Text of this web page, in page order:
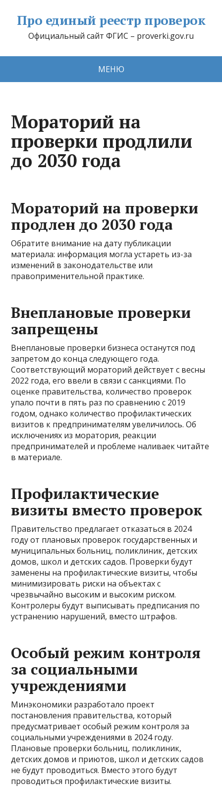
Про единый реестр проверок
Официальный сайт ФГИС – proverki.gov.ru
МЕНЮ
Мораторий на
проверки продлили
до 2030 года
Мораторий на проверки
продлен до 2030 года
Обратите внимание на дату публикации
материала: информация могла устареть из-за
изменений в законодательстве или
правоприменительной практике.
Внеплановые проверки
запрещены
Внеплановые проверки бизнеса останутся под
запретом до конца следующего года.
Соответствующий мораторий действует с весны
2022 года, его ввели в связи с санкциями. По
оценке правительства, количество проверок
упало почти в пять раз по сравнению с 2019
годом, однако количество профилактических
визитов к предпринимателям увеличилось. Об
исключениях из моратория, реакции
предпринимателей и проблеме наливаек читайте
в материале.
Профилактические
визиты вместо проверок
Правительство предлагает отказаться в 2024
году от плановых проверок государственных и
муниципальных больниц, поликлиник, детских
домов, школ и детских садов. Проверки будут
заменены на профилактические визиты, чтобы
минимизировать риски на объектах с
чрезвычайно высоким и высоким риском.
Контролеры будут выписывать предписания по
устранению нарушений, вместо штрафов.
Особый режим контроля
за социальными
учреждениями
Минэкономики разработало проект
постановления правительства, который
предусматривает особый режим контроля за
социальными учреждениями в 2024 году.
Плановые проверки больниц, поликлиник,
детских домов и приютов, школ и детских садов
не будут проводиться. Вместо этого будут
проводиться профилактические визиты.